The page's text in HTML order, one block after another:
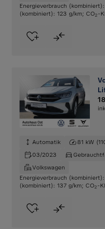
Energieverbrauch
(kombiniert): 123 g/km; CO2-
Automatik 81 kW
03/2023
Volkswagen
Energieverbrauch
(kombiniert): 137 g/km; CO2-